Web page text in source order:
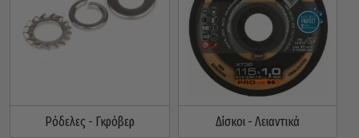
Ρόδελες - Γκρόβερ Δίσκοι - Λειαντικά